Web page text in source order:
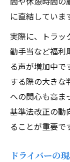
に直結していま
実際に、トラッ
勤手当など福利
る声が増加中で
する際の大きな
への関心も高ま
基準法改正の動
ることが重要で
ドライバーの